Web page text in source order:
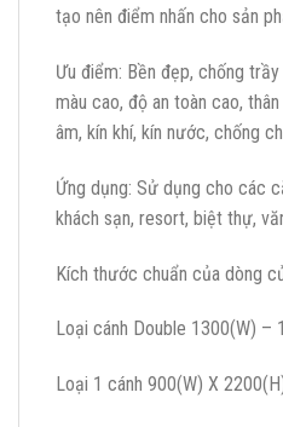
tạo nên điểm nhấn cho sản
Ưu điểm: Bền đẹp, chống
màu cao, độ an toàn cao,
âm, kín khí, kín nước, chống
Ứng dụng: Sử dụng cho các
khách sạn, resort, biệt thự,
Kích thước chuẩn của dòng
Loại cánh Double 1300(W) –
Loại 1 cánh 900(W) X